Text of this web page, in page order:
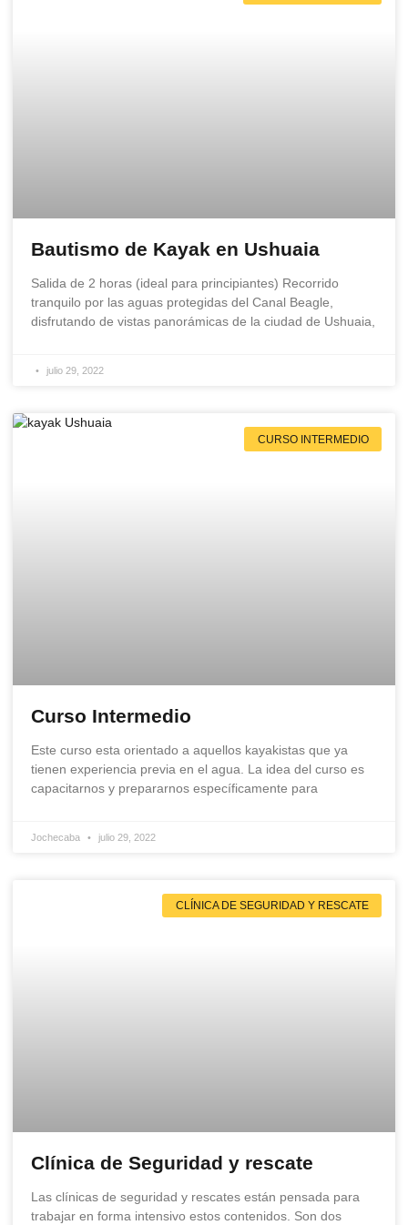
Bautismo de Kayak en Ushuaia
Salida de 2 horas (ideal para principiantes) Recorrido
tranquilo por las aguas protegidas del Canal Beagle,
disfrutando de vistas panorámicas de la ciudad de Ushuaia,
julio 29, 2022
CURSO INTERMEDIO
Curso Intermedio
Este curso esta orientado a aquellos kayakistas que ya
tienen experiencia previa en el agua. La idea del curso es
capacitarnos y prepararnos específicamente para
Jochecaba julio 29, 2022
CLÍNICA DE SEGURIDAD Y RESCATE
Clínica de Seguridad y rescate
Las clínicas de seguridad y rescates están pensada para
trabajar en forma intensivo estos contenidos. Son dos